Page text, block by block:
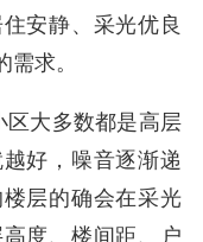
安静、采光优良
求。
区大多数都是高层
好，噪音逐渐递
层的确会在采光
度、楼间距、户